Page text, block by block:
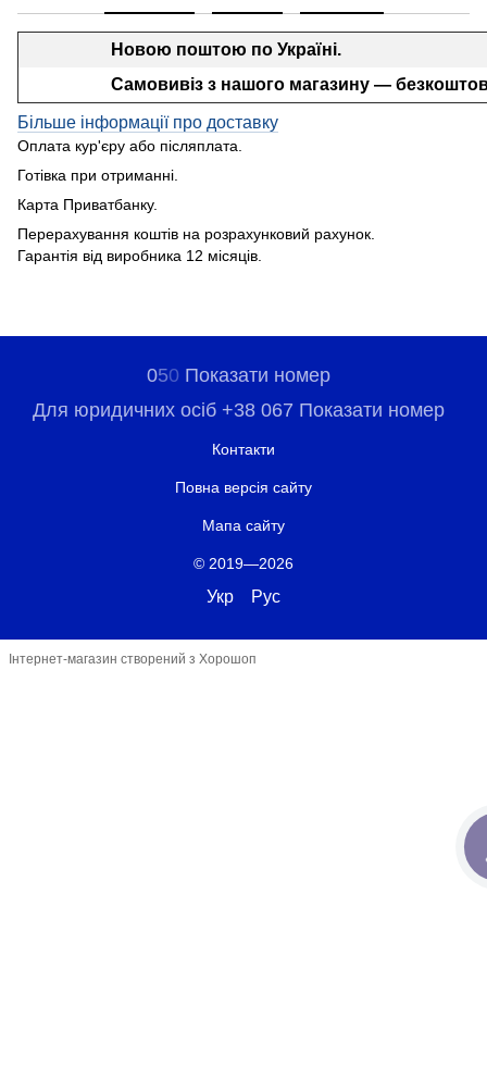
Новою поштою по Україні.
Самовивіз з нашого магазину —
Більше інформації про доставку
Оплата кур'єру або післяплата.
Готівка при отриманні.
Карта Приватбанку.
Перерахування коштів на розрахунковий рахунок.
Гарантія від виробника 12 місяців.
050 Показати номер
Для юридичних осіб +38 067 Показати номер
Контакти
Повна версія сайту
Мапа сайту
© 2019—2026
Укр Рус
Інтернет-магазин створений з Хорошоп